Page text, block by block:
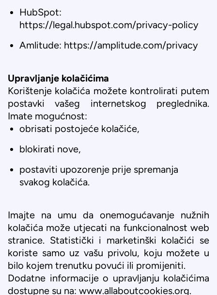
HubSpot:
https://legal.hubspot.com/privacy-policy
Amlitude: https://amplitude.com/privacy
Upravljanje kolačićima
Korištenje kolačića možete kontrolirati putem
postavki vašeg internetskog preglednika.
Imate mogućnost:
obrisati postojeće kolačiće,
blokirati nove,
postaviti upozorenje prije spremanja
svakog kolačića.
Imajte na umu da onemogućavanje nužnih
kolačića može utjecati na funkcionalnost web
stranice. Statistički i marketinški kolačići se
koriste samo uz vašu privolu, koju možete u
bilo kojem trenutku povući ili promijeniti.
Dodatne informacije o upravljanju kolačićima
dostupne su na: www.allaboutcookies.org.